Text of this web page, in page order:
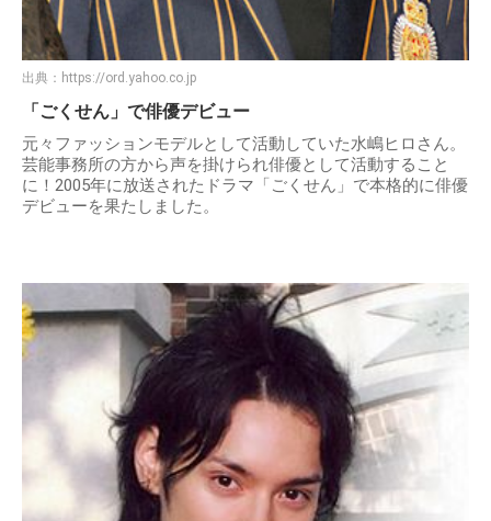
出典： https://ord.yahoo.co.jp
「ごくせん」で俳優デビュー
元々ファッションモデルとして活動していた水嶋ヒロさん。
芸能事務所の方から声を掛けられ俳優として活動すること
に！2005年に放送されたドラマ「ごくせん」で本格的に俳優
デビューを果たしました。